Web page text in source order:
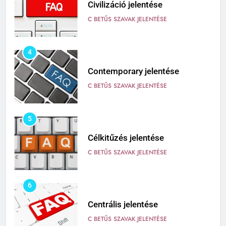
Civilizáció jelentése
C BETŰS SZAVAK JELENTÉSE
4
Contemporary jelentése
C BETŰS SZAVAK JELENTÉSE
5
Célkitűzés jelentése
C BETŰS SZAVAK JELENTÉSE
6
Centrális jelentése
C BETŰS SZAVAK JELENTÉSE